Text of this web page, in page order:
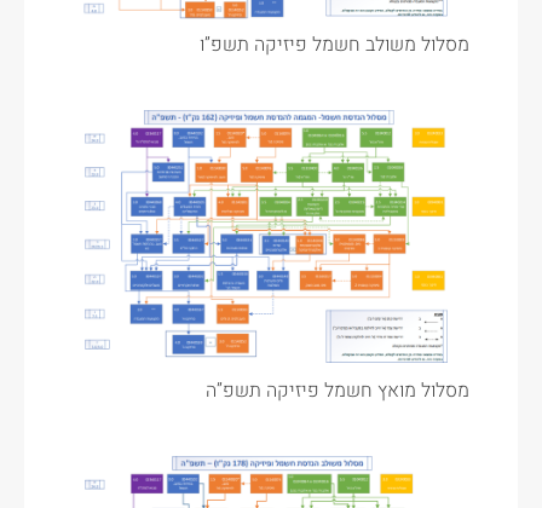
מסלול משולב חשמל פיזיקה תשפ”ו
מסלול מואץ חשמל פיזיקה תשפ”ה